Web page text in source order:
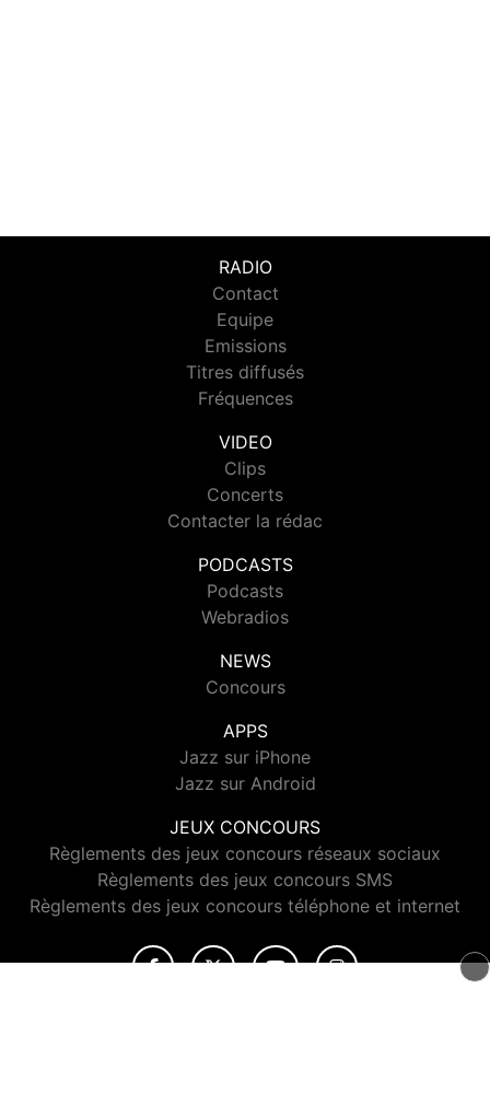
RADIO
Contact
Equipe
Emissions
Titres diffusés
Fréquences
VIDEO
Clips
Concerts
Contacter la rédac
PODCASTS
Podcasts
Webradios
NEWS
Concours
APPS
Jazz sur iPhone
Jazz sur Android
JEUX CONCOURS
Règlements des jeux concours réseaux sociaux
Règlements des jeux concours SMS
Règlements des jeux concours téléphone et internet